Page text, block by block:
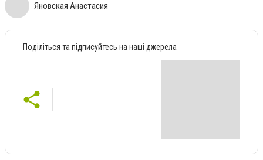
Яновская Анастасия
Поділіться та підписуйтесь на наші джерела